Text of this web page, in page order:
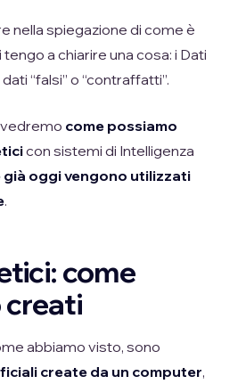
nella spiegazione di come è
a chiarire una cosa: i Dati
“falsi” o “contraffatti”.
come possiamo
con sistemi di Intelligenza
già oggi vengono utilizzati
.
come
abbiamo visto, sono
create da un computer,